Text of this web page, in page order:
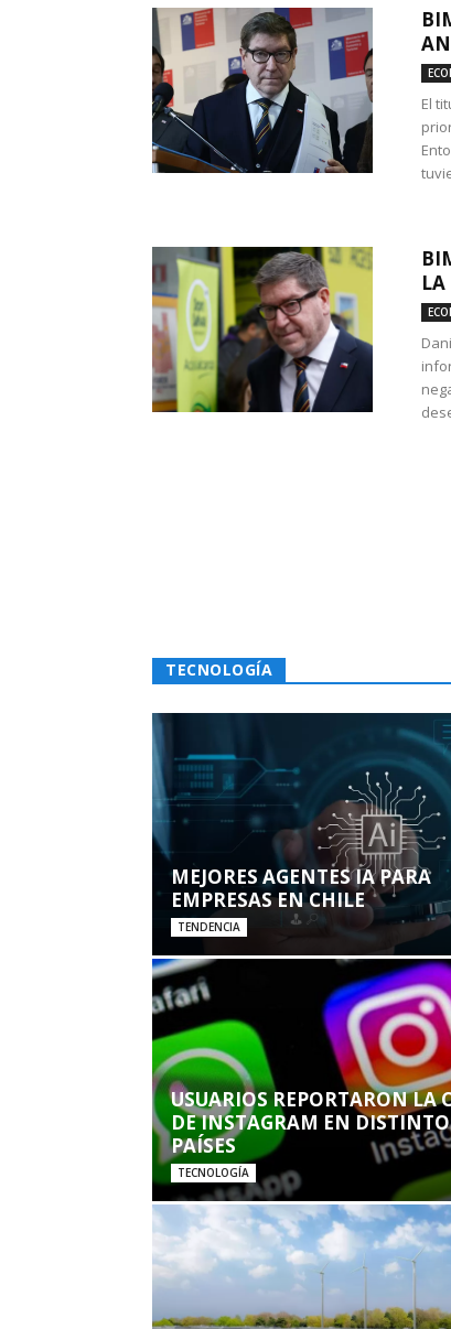
El
LA
TECNOLOGÍA
MEJORES AGENTES IA PARA
EMPRESAS EN CHILE
TENDENCIA
USUARIOS REPORTARON LA
DE INSTAGRAM EN
PAÍSES
TECNOLOGÍA